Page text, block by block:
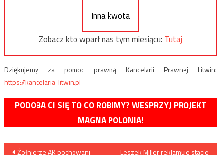
Inna kwota
Zobacz kto wparł nas tym miesiącu: Tutaj
Dziękujemy za pomoc prawną Kancelarii Prawnej Litwin:
https://kancelaria-litwin.pl
PODOBA CI SIĘ TO CO ROBIMY? WESPRZYJ PROJEKT
MAGNA POLONIA!
Żołnierze AK pochowani Leszek Miller reklamuje stacje